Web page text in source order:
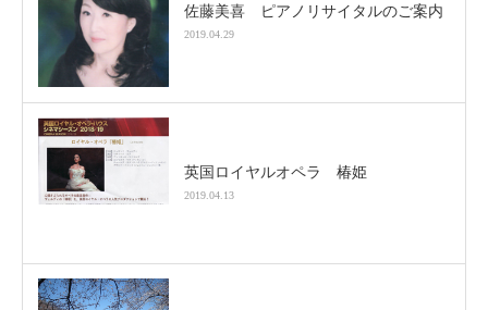
佐藤美喜 ピアノリサイタルのご案内
2019.04.29
英国ロイヤルオペラ 椿姫
2019.04.13